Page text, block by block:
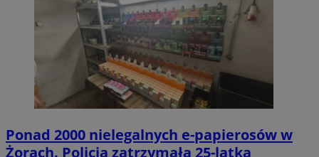
Ponad 2000 nielegalnych e-papierosów w
Żorach. Policja zatrzymała 25-latka